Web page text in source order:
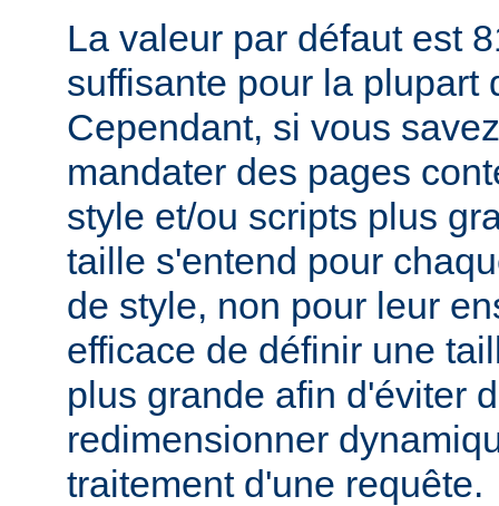
La valeur par défaut est
suffisante pour la plupart
Cependant, si vous
mandater des pages
style et/ou scripts plus
taille s'entend pour
de style, non pour leur
efficace de définir une
plus grande afin d'éviter
redimensionner
traitement d'une requête.